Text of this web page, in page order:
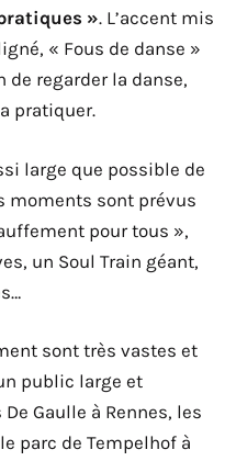
». L’accent mis
« Fous de danse »
de regarder la danse,
pratiquer.
large que possible de
moments sont prévus
pour tous »,
un Soul Train géant,
sont très vastes et
public large et
Gaulle à Rennes, les
parc de Tempelhof à